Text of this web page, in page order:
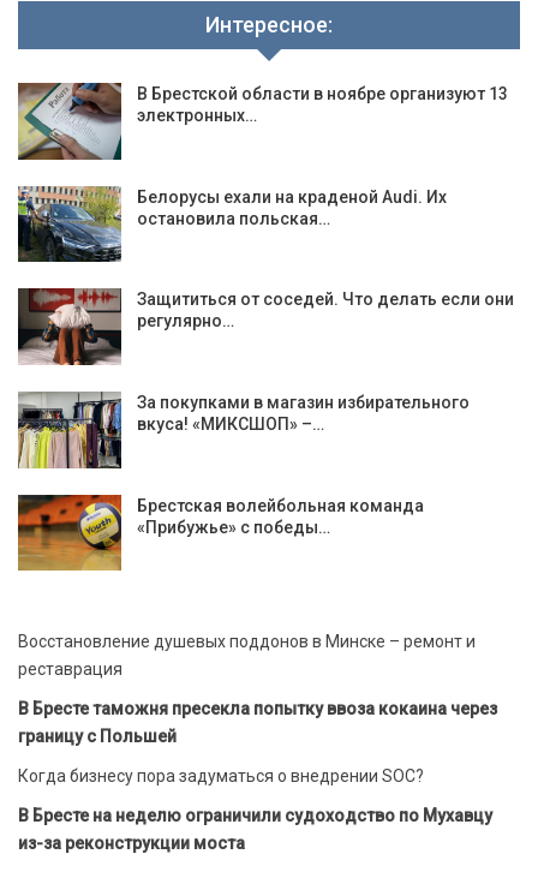
Интересное:
В Брестской области в ноябре организуют 13
электронных…
Белорусы ехали на краденой Audi. Их
остановила польская…
Защититься от соседей. Что делать если они
регулярно…
За покупками в магазин избирательного
вкуса! «МИКСШОП» –…
Брестская волейбольная команда
«Прибужье» с победы…
Восстановление душевых поддонов в Минске – ремонт и
реставрация
В Бресте таможня пресекла попытку ввоза кокаина через
границу с Польшей
Когда бизнесу пора задуматься о внедрении SOC?
В Бресте на неделю ограничили судоходство по Мухавцу
из-за реконструкции моста